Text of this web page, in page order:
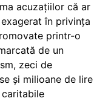
acuzațiilor că ar
în privința
printr-o
de un
zeci de
și milioane de lire